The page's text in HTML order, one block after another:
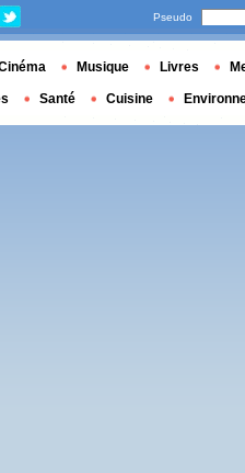
Pseudo
Musique Livres
Santé Cuisine